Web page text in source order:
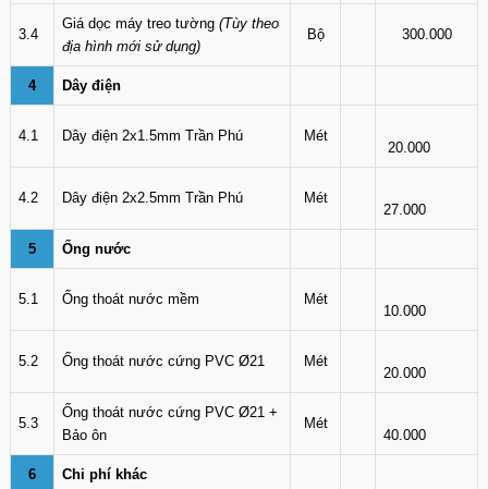
3.4
Giá dọc máy treo tường (Tùy theo
địa hình mới sử dụng)
Bộ 300.000
4 Dây điện
4.1 Dây điện 2x1.5mm Trần Phú Mét
20.000
4.2 Dây điện 2x2.5mm Trần Phú Mét
27.000
5 Ống nước
5.1 Ống thoát nước mềm Mét
10.000
5.2 Ống thoát nước cứng PVC Ø21 Mét
20.000
5.3
Ống thoát nước cứng PVC Ø21 +
Bảo ôn
Mét
40.000
6 Chi phí khác